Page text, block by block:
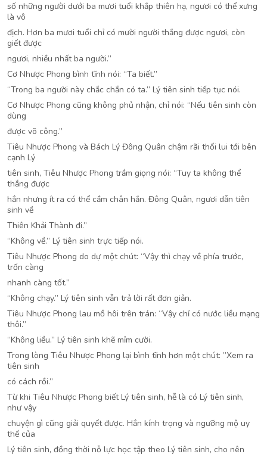
số những người dưới ba mươi tuổi khắp thiên hạ, ngươi có thể xưng
là vô
địch. Hơn ba mươi tuổi chỉ có mười người thắng được ngươi, còn
giết được
ngươi, nhiều nhất ba người.”
Cơ Nhược Phong bình tĩnh nói: “Ta biết.”
“Trong ba người này chắc chắn có ta.” Lý tiên sinh tiếp tục nói.
Cơ Nhược Phong cũng không phủ nhận, chỉ nói: “Nếu tiên sinh còn
dùng
được võ công.”
Tiêu Nhược Phong và Bách Lý Đông Quân chậm rãi thối lui tới bên
cạnh Lý
tiên sinh, Tiêu Nhược Phong trầm giọng nói: “Tuy ta không thể
thắng được
hắn nhưng ít ra có thể cầm chân hắn. Đông Quân, ngươi dẫn tiên
sinh về
Thiên Khải Thành đi.”
“Không về.” Lý tiên sinh trực tiếp nói.
Tiêu Nhược Phong do dự một chút: “Vậy thì chạy về phía trước,
trốn càng
nhanh càng tốt.”
“Không chạy.” Lý tiên sinh vẫn trả lời rất đơn giản.
Tiêu Nhược Phong lau mồ hôi trên trán: “Vậy chỉ có nước liều mạng
thôi.”
“Không liều.” Lý tiên sinh khẽ mỉm cười.
Trong lòng Tiêu Nhược Phong lại bình tĩnh hơn một chút: ”Xem ra
tiên sinh
có cách rồi.”
Từ khi Tiêu Nhược Phong biết Lý tiên sinh, hễ là có Lý tiên sinh,
như vậy
chuyện gì cũng giải quyết được. Hắn kính trọng và ngưỡng mộ uy
thế của
Lý tiên sinh, đồng thời nỗ lực học tập theo Lý tiên sinh, cho nên